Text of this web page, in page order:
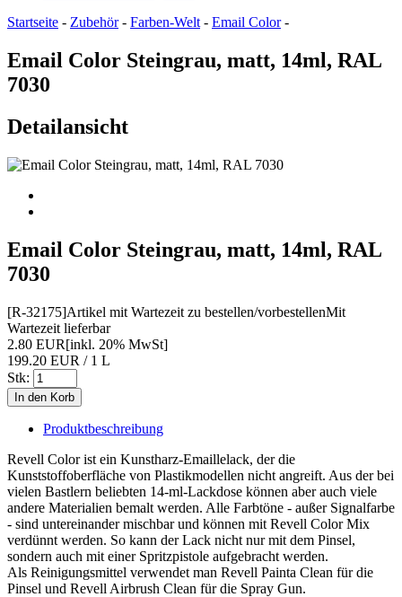
Startseite - Zubehör- Farben-Welt - Email Color-
Email Color Steingrau, matt, 14ml, RAL
7030
Detailansicht
Email Color Steingrau, matt, 14ml, RAL
7030
[R-32175]Artikel mit Wartezeit zu bestellen/vorbestellenMit
Wartezeit lieferbar
2.80 EUR[inkl. 20% MwSt]
199.20 EUR / 1 L
Stk:
Produktbeschreibung
Revell Color ist ein Kunstharz-Emaillelack, der die
Kunststoffoberfläche von Plastikmodellen nicht angreift. Aus der bei
vielen Bastlern beliebten 14-ml-Lackdose können aber auch viele
andere Materialien bemalt werden. Alle Farbtöne - außer Signalfarbe
- sind untereinander mischbar und können mit Revell Color Mix
verdünnt werden. So kann der Lack nicht nur mit dem Pinsel,
sondern auch mit einer Spritzpistole aufgebracht werden.
Als Reinigungsmittel verwendet man Revell Painta Clean für die
Pinsel und Revell Airbrush Clean für die Spray Gun.